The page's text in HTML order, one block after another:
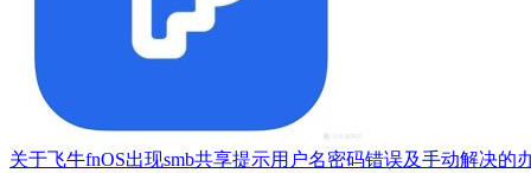
关于飞牛fnOS出现smb共享提示用户名密码错误及手动解决的